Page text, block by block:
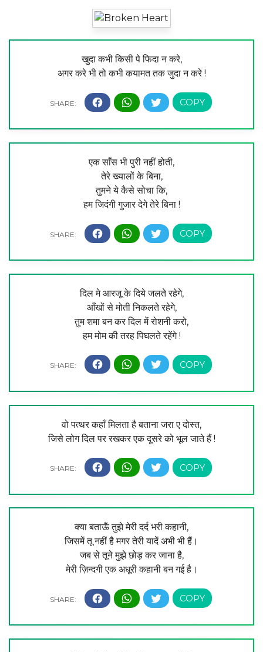
खुदा कभी किसी पे फिदा न करे,
अगर करे भी तो कभी कयामत तक जुदा न करे !
एक साँस भी पुरी नहीं होती,
तेरे ख्यालों के बिना,
तुमने ये कैसे सोचा कि,
हम जिदंगी गुजार देगे तेरे बिना !
दिल मे आरजू के दिये जलते रहेगे,
आँखों से मोती निकलते रहेगे,
तुम शमा बन कर दिल में रोशनी करो,
हम मोम की तरह पिघलते रहेंगे !
वो पत्थर कहाँ मिलता है बताना जरा ए दोस्त,
जिसे लोग दिल पर रखकर एक दूसरे को भूल जाते हैं !
क्या बताऊँ तुझे मेरी दर्द भरी कहानी,
जिसमें तू नहीं है मगर तेरी यादें अभी भी हैं।
जब से तूने मुझे छोड़ कर जाना है,
मेरी ज़िन्दगी एक अधूरी कहानी बन गई है।